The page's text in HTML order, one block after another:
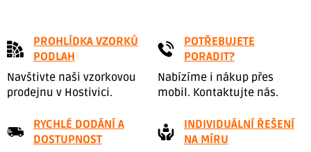
PROHLÍDKA VZORKŮ
PODLAH
Navštivte naši vzorkovou
prodejnu v Hostivici.
POTŘEBUJETE
PORADIT?
Nabízíme i nákup přes
mobil. Kontaktujte nás.
RYCHLÉ DODÁNÍ A
DOSTUPNOST
INDIVIDUÁLNÍ ŘEŠENÍ
NA MÍRU